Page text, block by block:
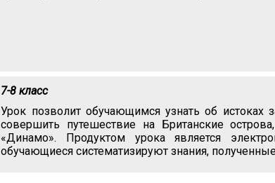
7-8 класс
Урок позволит обучающимся узнать об
совершить путешествие на Британские
«Динамо». Продуктом урока является
обучающиеся систематизируют знания,